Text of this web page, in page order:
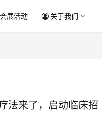
会展活动 关于我们
法来了，启动临床招